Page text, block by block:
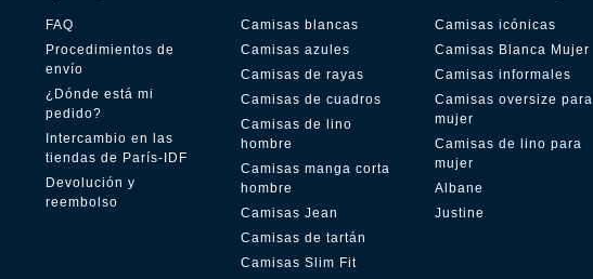
FAQ
Procedimientos de
envío
¿Dónde está mi
pedido?
Intercambio en las
tiendas de París-IDF
Devolución y
reembolso
Camisas blancas
Camisas azules
Camisas de rayas
Camisas de cuadros
Camisas de lino
hombre
Camisas manga corta
hombre
Camisas Jean
Camisas de tartán
Camisas Slim Fit
Camisas icónicas
Camisas Blanca Mujer
Camisas informales
Camisas oversize para
mujer
Camisas de lino para
mujer
Albane
Justine